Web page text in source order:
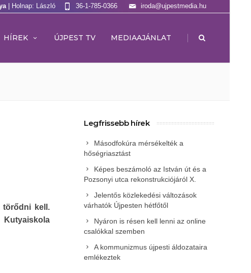
| Holnap: László iroda@ujpestmedia.hu
36-1-785-0366
HÍREK ÚJPEST TV MEDIAAJÁNLAT |
törődni kell.
Legfrissebb hírek
Másodfokúra mérsékelték a
hőségriasztást
Képes beszámoló az István út és a
Pozsonyi utca rekonstrukciójáról X.
Jelentős közlekedési változások
várhatók Újpesten hétfőtől
Nyáron is résen kell lenni az online
csalókkal szemben
A kommunizmus újpesti áldozataira
emlékeztek